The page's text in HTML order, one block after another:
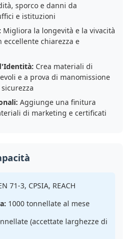
sporco e danni da
e istituzioni
Migliora la longevità e la vivacità
eccellente chiarezza e
Crea materiali di
e a prova di manomissione
Aggiunge una finitura
di marketing e certificati
71-3, CPSIA, REACH
1000 tonnellate al mese
(accettate larghezze di